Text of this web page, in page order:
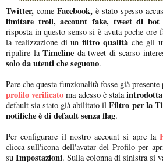
Twitter, come Facebook, è stato spesso
limitare troll, account fake, tweet di bot
risposta in questo senso si è avuta poche ore
la realizzazione di unfiltro qualità che gli
ripulire laTimeline da tweet di scarso
solo da utenti che seguono.
Pare che questa funzionalità fosse già
profilo verificato ma adesso è stata
default sia stato già abilitato il Filtro per la
notifiche è di default senza flag.
Per configurare il nostro account si apre la
clicca sull'icona dell'avatar del Profilo per
su Impostazioni. Sulla colonna di sinistra si